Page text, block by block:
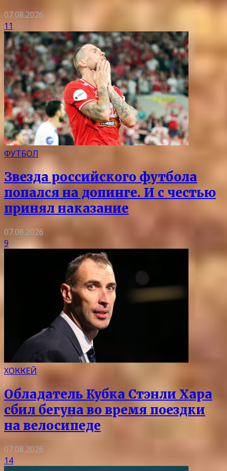
07.08.2026
11
ФУТБОЛ
Звезда российского футбола
попался на допинге. И с честью
принял наказание
07.08.2026
9
ХОККЕЙ
Обладатель Кубка Стэнли Хара
сбил бегуна во время поездки
на велосипеде
07.08.2026
14